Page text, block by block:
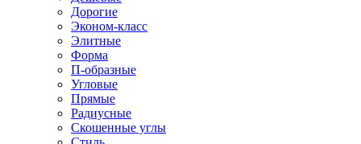
Дорогие
Эконом-класс
Элитные
Форма
П-образные
Угловые
Прямые
Радиусные
Скошенные углы